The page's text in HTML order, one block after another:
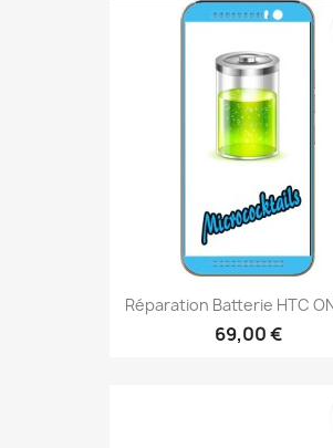
Réparation Batterie HTC
69,00 €